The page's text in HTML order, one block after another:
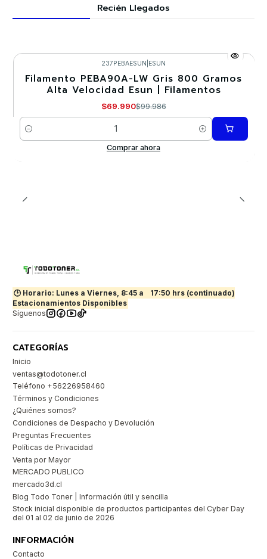
Recién Llegados
-30%
237PEBAESUN ESUN
Filamento PEBA90A-LW Gris 800 Gramos
Alta Velocidad Esun | Filamentos
$69.990$99.986
Cantidad
Comprar ahora
🕒 Horario: Lunes a Viernes, 8:45 a
17:50 hrs (continuado)
Estacionamientos Disponibles
Síguenos
CATEGORÍAS
Inicio
ventas@todotoner.cl
Teléfono +56226958460
Términos y Condiciones
¿Quiénes somos?
Condiciones de Despacho y Devolución
Preguntas Frecuentes
Políticas de Privacidad
Venta por Mayor
MERCADO PUBLICO
mercado3d.cl
Blog Todo Toner | Información útil y sencilla
Stock inicial disponible de productos participantes del Cyber Day
del 01 al 02 de junio de 2026
INFORMACIÓN
Contacto